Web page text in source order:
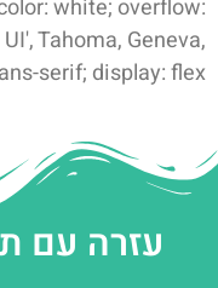
white; overflow:
Tahoma, Geneva,
serif; display: flex;
עזרה עם